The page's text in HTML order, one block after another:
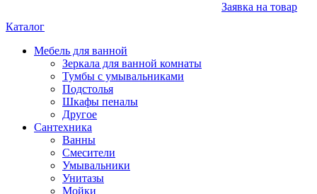
Заявка на товар
Каталог
Мебель для ванной
Зеркала для ванной комнаты
Тумбы с умывальниками
Подстолья
Шкафы пеналы
Другое
Сантехника
Ванны
Смесители
Умывальники
Унитазы
Мойки